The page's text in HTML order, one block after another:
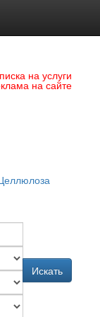
на услуги
на сайте
Искать